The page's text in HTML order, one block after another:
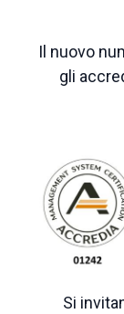
Il nuovo
gli
Si